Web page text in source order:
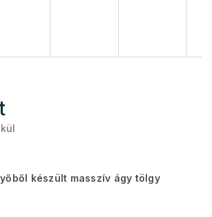
készült masszív ágy tölgy